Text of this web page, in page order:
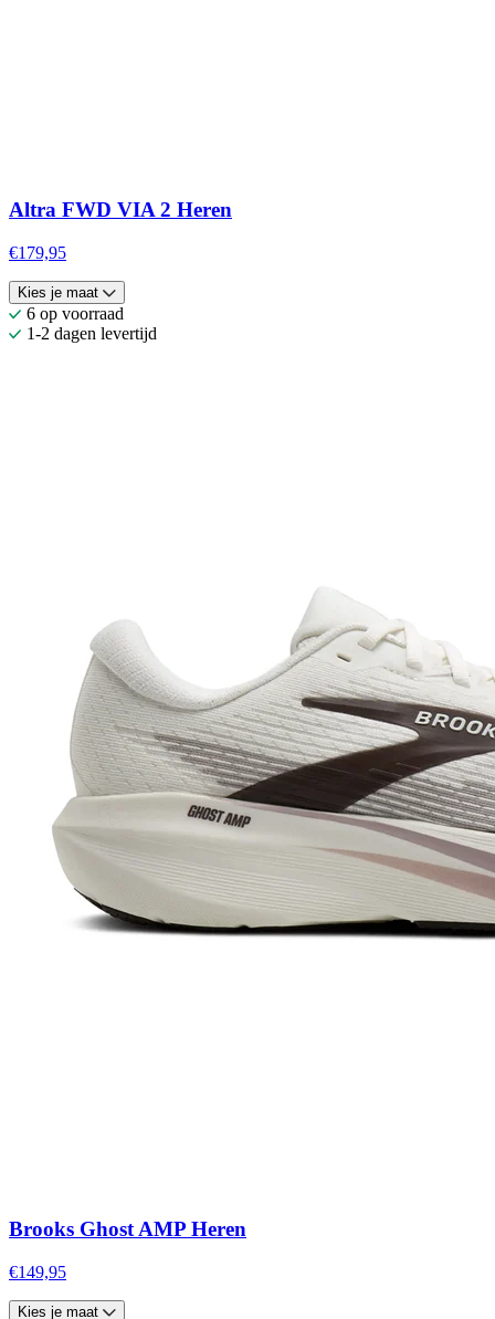
Altra FWD VIA 2 Heren
€179,95
Kies je maat
6 op voorraad
1-2 dagen levertijd
Brooks Ghost AMP Heren
€149,95
Kies je maat